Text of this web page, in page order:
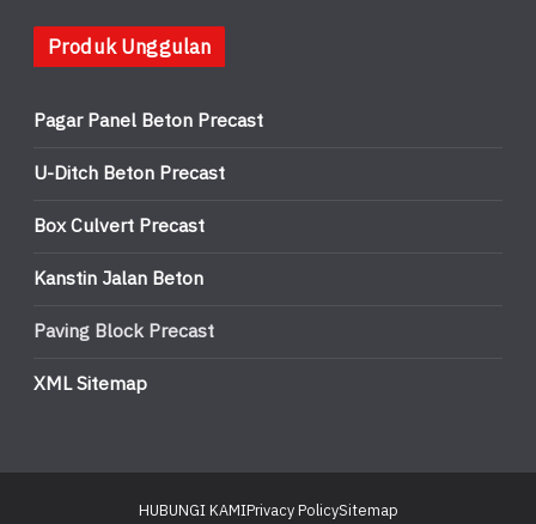
Produk Unggulan
Pagar Panel Beton Precast
U-Ditch Beton Precast
Box Culvert Precast
Kanstin Jalan Beton
Paving Block Precast
XML Sitemap
HUBUNGI KAMIPrivacy PolicySitemap